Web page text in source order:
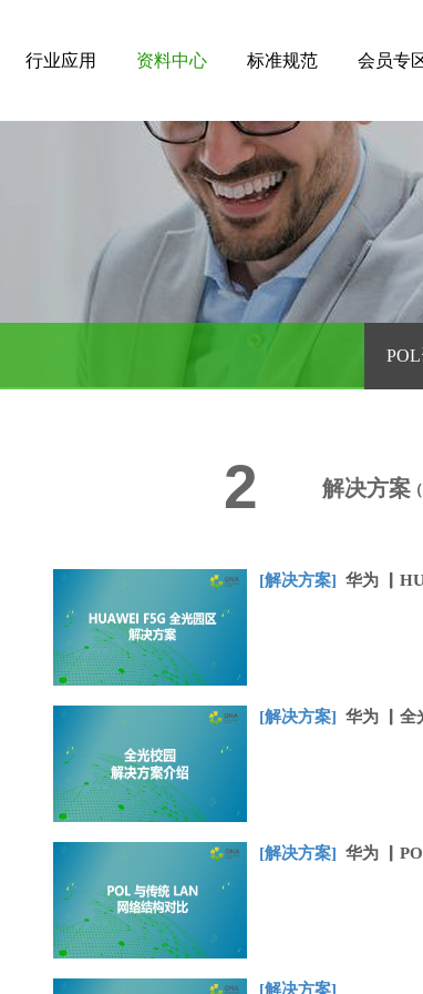
行业应用 资料中心 标准规范 会员专
华为认证
2 解决方案
[解决方案] 华为
[解决方案] 华为 ▏全
[解决方案] 华为
[解决方案]